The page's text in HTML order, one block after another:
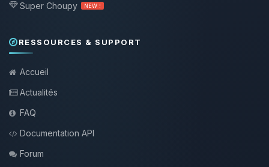
Super Choupy NEW !
RESSOURCES & SUPPORT
Accueil
Actualités
FAQ
Documentation API
Forum